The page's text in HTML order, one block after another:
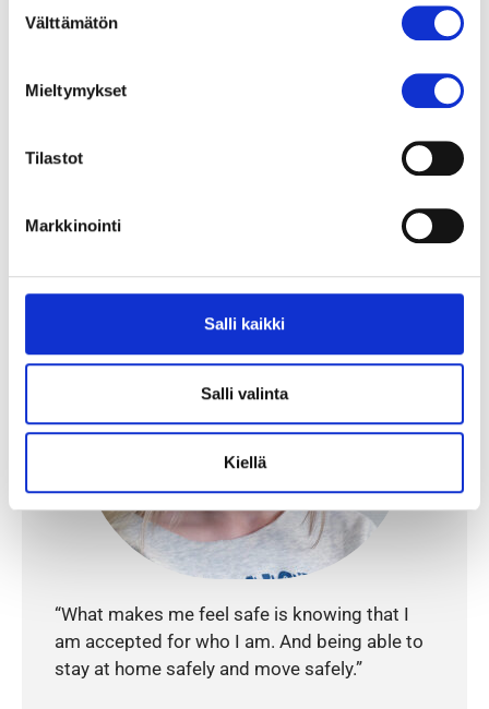
valinta
Välttämätön
Mieltymykset
Tilastot
Markkinointi
Salli kaikki
Salli valinta
Kiellä
someone I trust. And when another person is
Maryann, 20, Nairobi
“What makes me feel safe is knowing that I
am accepted for who I am. And being able to
stay at home safely and move safely.”